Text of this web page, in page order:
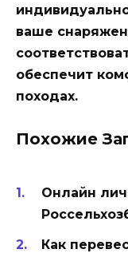
ваше
обеспечит
походах.
Похожие
Онлайн
Как